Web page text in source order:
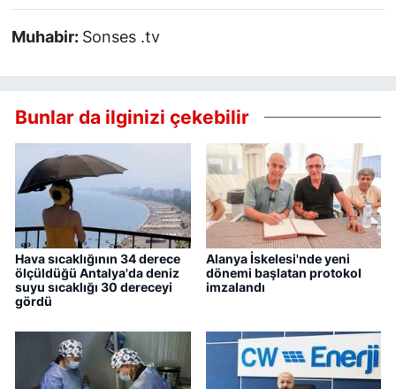
Muhabir: Sonses .tv
Bunlar da ilginizi çekebilir
Hava sıcaklığının 34 derece
ölçüldüğü Antalya'da deniz
suyu sıcaklığı 30 dereceyi
gördü
Alanya İskelesi'nde yeni
dönemi başlatan protokol
imzalandı